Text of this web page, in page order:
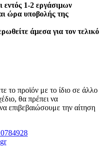
εντός 1-2 εργάσιμων
ώρα υποβολής της
άμεσα για τον τελικό
το προϊόν με το ίδιο σε άλλο
θα πρέπει να
επιβεβαιώσουμε την αίτηση